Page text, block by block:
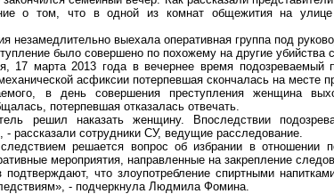
о том, что в одной из комнат общежития на
незамедлительно выехала оперативная группа под
было совершено по похожему на другие
17 марта 2013 года в вечернее время подозреваемый
асфиксии потерпевшая скончалась на месте
в день совершения преступления женщина
потерпевшая отказалась отвечать.
решил наказать женщину. Впоследствии
- рассказали сотрудники СУ, ведущие расследование.
решается вопрос об избрании в
мероприятия, направленные на закрепление
что злоупотребление спиртными
- подчеркнула Людмила Фомина.